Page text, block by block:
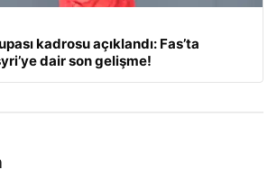
kadrosu açıklandı: Fas’ta
dair son gelişme!